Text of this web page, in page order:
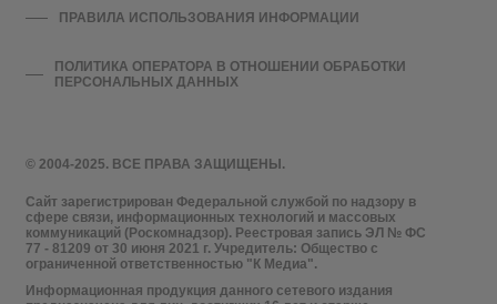
© 2004-2025. ВСЕ ПРАВА ЗАЩИЩЕНЫ.
Сайт зарегистрирован Федеральной службой по надзору в
сфере связи, информационных технологий и массовых
коммуникаций (Роскомнадзор). Реестровая запись ЭЛ № ФС
77 - 81209 от 30 июня 2021 г. Учредитель: Общество с
ограниченной ответственностью "К Медиа".
Информационная продукция данного сетевого издания
ПРАВИЛА ИСПОЛЬЗОВАНИЯ ИНФОРМАЦИИ
ПОЛИТИКА ОПЕРАТОРА В ОТНОШЕНИИ ОБРАБОТКИ
ПЕРСОНАЛЬНЫХ ДАННЫХ